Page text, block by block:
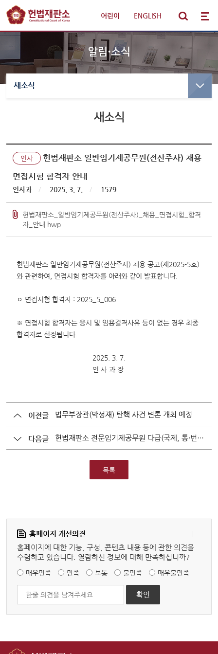
어린이 ENGLISH
선고·변론사건
만화로 보는 결정
최근 주요결정
예약하기
헌법재판 안내
참여·소통
알림·소식
헌법재판소 소개
알림·소식
새소식
새소식
인사
헌법재판소 일반임기제공무원(전산주사) 채용
면접시험 합격자 안내
인사과 / 2025. 3. 7. / 1579
헌법재판소_일반임기제공무원(전산주사)_채용_면접시험_합격
자_안내.hwp
헌법재판소 일반임기제공무원(전산주사) 채용 공고(제2025-5호)
와 관련하여, 면접시험 합격자를 아래와 같이 발표합니다.
ㅇ 면접시험 합격자 : 2025_5_006
※ 면접시험 합격자는 응시 및 임용결격사유 등이 없는 경우 최종
합격자로 선정됩니다.
2025. 3. 7.
인 사 과 장
이전글 법무부장관(박성재) 탄핵 사건 변론 개최 예정
다음글 헌법재판소 전문임기제공무원 다급(국제, 통·번역 분야) 채용 필기시험 합격자 및 면접시험 안내
목록
홈페이지 개선의견
홈페이지에 대한 기능, 구성, 콘텐츠 내용 등에 관한 의견을
수렴하고 있습니다. 열람하신 정보에 대해 만족하십니까?
매우만족 만족 보통 불만족 매우불만족